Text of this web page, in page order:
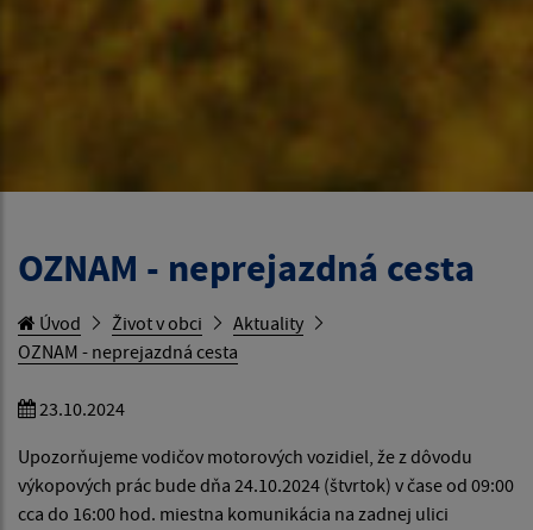
OZNAM - neprejazdná cesta
Úvod Život v obci
Aktuality
OZNAM - neprejazdná cesta
23.10.2024
Upozorňujeme vodičov motorových vozidiel, že z dôvodu
výkopových prác bude dňa 24.10.2024 (štvrtok) v čase od 09:00
cca do 16:00 hod. miestna komunikácia na zadnej ulici